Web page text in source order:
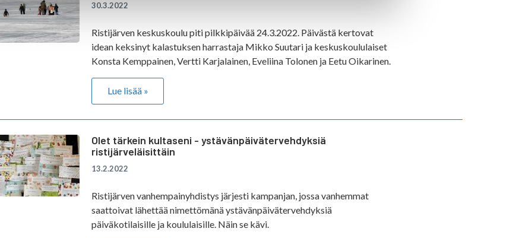
30.3.2022
Ristijärven keskuskoulu piti pilkkipäivää 24.3.2022. Päivästä kertovat
idean keksinyt kalastuksen harrastaja Mikko Suutari ja keskuskoululaiset
Konsta Kemppainen, Vertti Karjalainen, Eveliina Tolonen ja Eetu Oikarinen.
Lue lisää »
Olet tärkein kultaseni - ystävänpäivätervehdyksiä
ristijärveläisittäin
13.2.2022
Ristijärven vanhempainyhdistys järjesti kampanjan, jossa vanhemmat
saattoivat lähettää nimettömänä ystävänpäivätervehdyksiä
päiväkotilaisille ja koululaisille. Näin se kävi.